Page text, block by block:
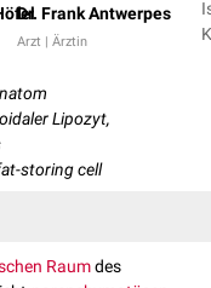
Dr. Frank Antwerpes
Arzt | Ärztin
Lipozyt,
storing cell
Raumdes